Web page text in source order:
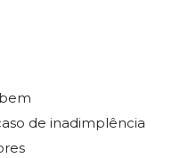
de inadimplência